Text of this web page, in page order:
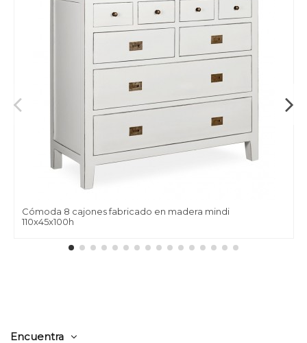
Cómoda 8 cajones fabricado en madera mindi
110x45x100h
Encuentra